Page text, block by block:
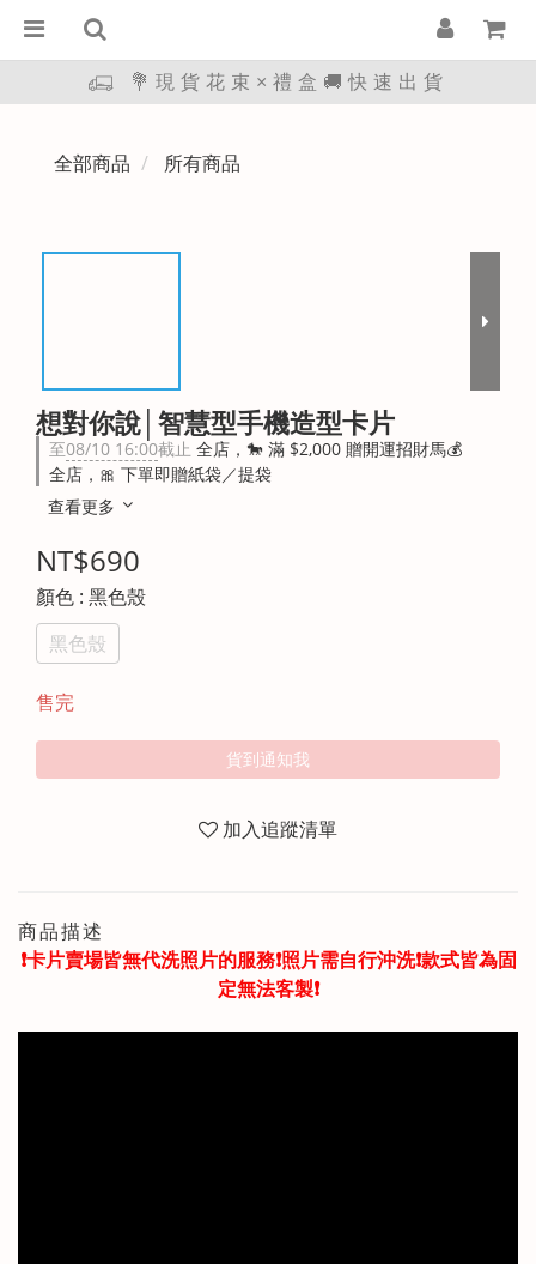
💐現貨花束×禮盒🚚快速出貨
全部商品 所有商品
想對你說│智慧型手機造型卡片
至08/10 16:00截止 全店，🐎 滿 $2,000 贈開運招財馬💰
全店，🎀 下單即贈紙袋／提袋
查看更多
NT$690
顏色 : 黑色殼
黑色殼
售完
貨到通知我
加入追蹤清單
商品描述
❗️卡片賣場皆無代洗照片的服務❗️照片需自行沖洗❗️款式皆為固
定無法客製❗️